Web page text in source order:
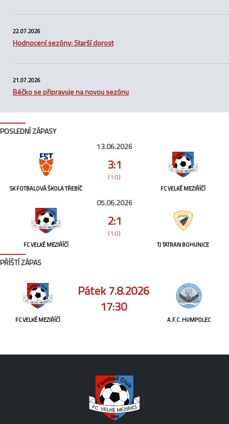
22.07.2026
Hodnocení sezóny: Starší dorost
21.07.2026
Béčko se připravuje na novou sezónu
POSLEDNÍ ZÁPASY
SK FOTBALOVÁ ŠKOLA TŘEBÍČ
13.06.2026
3:1
(1:0)
FC VELKÉ MEZIŘÍČÍ
FC VELKÉ MEZIŘÍČÍ
05.06.2026
2:1
(1:0)
TJ TATRAN BOHUNICE
PŘÍŠTÍ ZÁPAS
FC VELKÉ MEZIŘÍČÍ
Pátek 7.8.2026
17:30
A.F.C. HUMPOLEC